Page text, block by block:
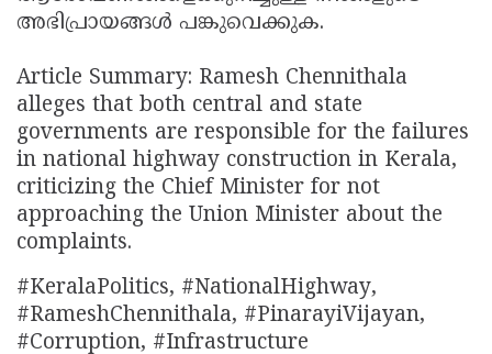
അഭിപ്രായങ്ങൾ പങ്കുവെക്കുക.
Article Summary: Ramesh Chennithala
alleges that both central and state
governments are responsible for the failures
in national highway construction in Kerala,
criticizing the Chief Minister for not
approaching the Union Minister about the
complaints.
#KeralaPolitics, #NationalHighway,
#RameshChennithala, #PinarayiVijayan,
#Corruption, #Infrastructure